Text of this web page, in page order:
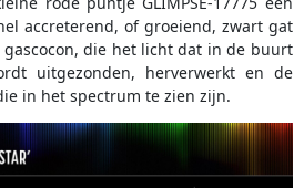
accreterend, of groeiend, zwart gat
die het licht dat in de buurt
uitgezonden, herverwerkt en de
in het spectrum te zien zijn.